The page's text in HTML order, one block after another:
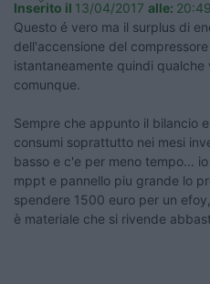
Inserito il 13/04/2017 alle:
Questo é vero ma il surplus di
dell'accensione del
istantaneamente quindi
comunque.
Sempre che appunto il bilancio
consumi soprattutto nei mesi
basso e c'e per meno tempo...
mppt e pannello piu grande lo
spendere 1500 euro per un
è materiale che si rivende